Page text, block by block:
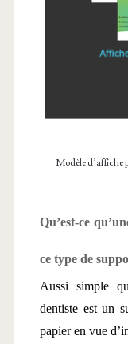
Modèle d’affiche
Qu’est-ce
ce type de
Aussi simple
dentiste est un
papier en vue